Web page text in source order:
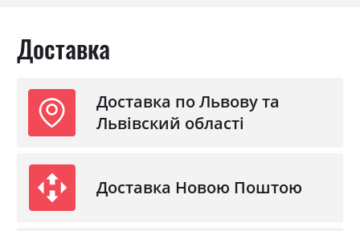
Доставка
Доставка по Львову та
Львівский області
Доставка Новою Поштою